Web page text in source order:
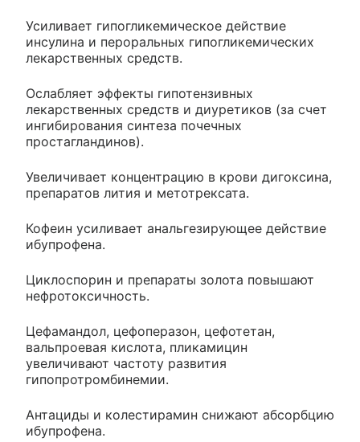
Усиливает гипогликемическое действие
инсулина и пероральных гипогликемических
лекарственных средств.
Ослабляет эффекты гипотензивных
лекарственных средств и диуретиков (за счет
ингибирования синтеза почечных
простагландинов).
Увеличивает концентрацию в крови дигоксина,
препаратов лития и метотрексата.
Кофеин усиливает анальгезирующее действие
ибупрофена.
Циклоспорин и препараты золота повышают
нефротоксичность.
Цефамандол, цефоперазон, цефотетан,
вальпроевая кислота, пликамицин
увеличивают частоту развития
гипопротромбинемии.
Антациды и колестирамин снижают абсорбцию
ибупрофена.